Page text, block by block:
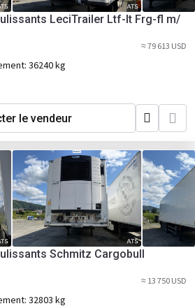
LeciTrailer Ltf-lt Frg-fl m/
≈ 79 613 USD
36240 kg
le vendeur
Schmitz Cargobull
≈ 13 750 USD
32803 kg